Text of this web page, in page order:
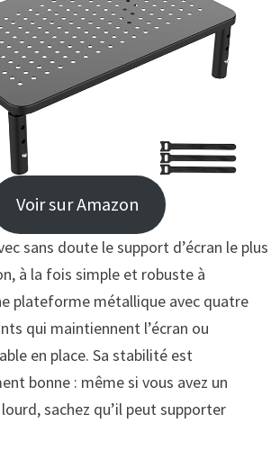
Voir sur Amazon
sans doute le support d’écran le plus
à la fois simple et robuste à
plateforme métallique avec quatre
qui maintiennent l’écran ou
en place. Sa stabilité est
bonne : même si vous avez un
sachez qu’il peut supporter